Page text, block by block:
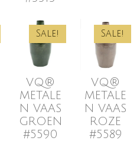
Sale!
VQ®
METALE
N VAAS
GROEN
#5590
Sale!
VQ®
METALE
N VAAS
ROZE
#5589